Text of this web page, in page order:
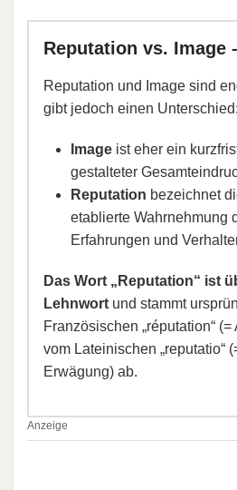
Reputation vs. Image
Reputation und Image sind
gibt jedoch einen Unterschied:
Image ist eher ein
gestalteter
Reputation bezeichnet
etablierte Wahrnehmung
Erfahrungen und
Das Wort „Reputation“ ist
Lehnwort und stammt
Französischen „réputation“
vom Lateinischen „reputatio“
Erwägung) ab.
Anzeige